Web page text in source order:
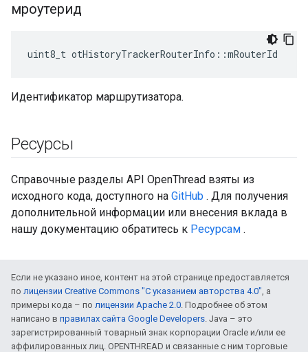
мроутерид
uint8_t otHistoryTrackerRouterInfo ::mRouterId
Идентификатор маршрутизатора.
Ресурсы
Справочные разделы API OpenThread взяты из
исходного кода, доступного на GitHub . Для получения
дополнительной информации или внесения вклада в
нашу документацию обратитесь к Ресурсам .
Если не указано иное, контент на этой странице предоставляется
по лицензии Creative Commons "С указанием авторства 4.0", а
примеры кода – по лицензии Apache 2.0. Подробнее об этом
написано в правилах сайта Google Developers. Java – это
зарегистрированный товарный знак корпорации Oracle и/или ее
аффилированных лиц. OPENTHREAD и связанные с ним торговые